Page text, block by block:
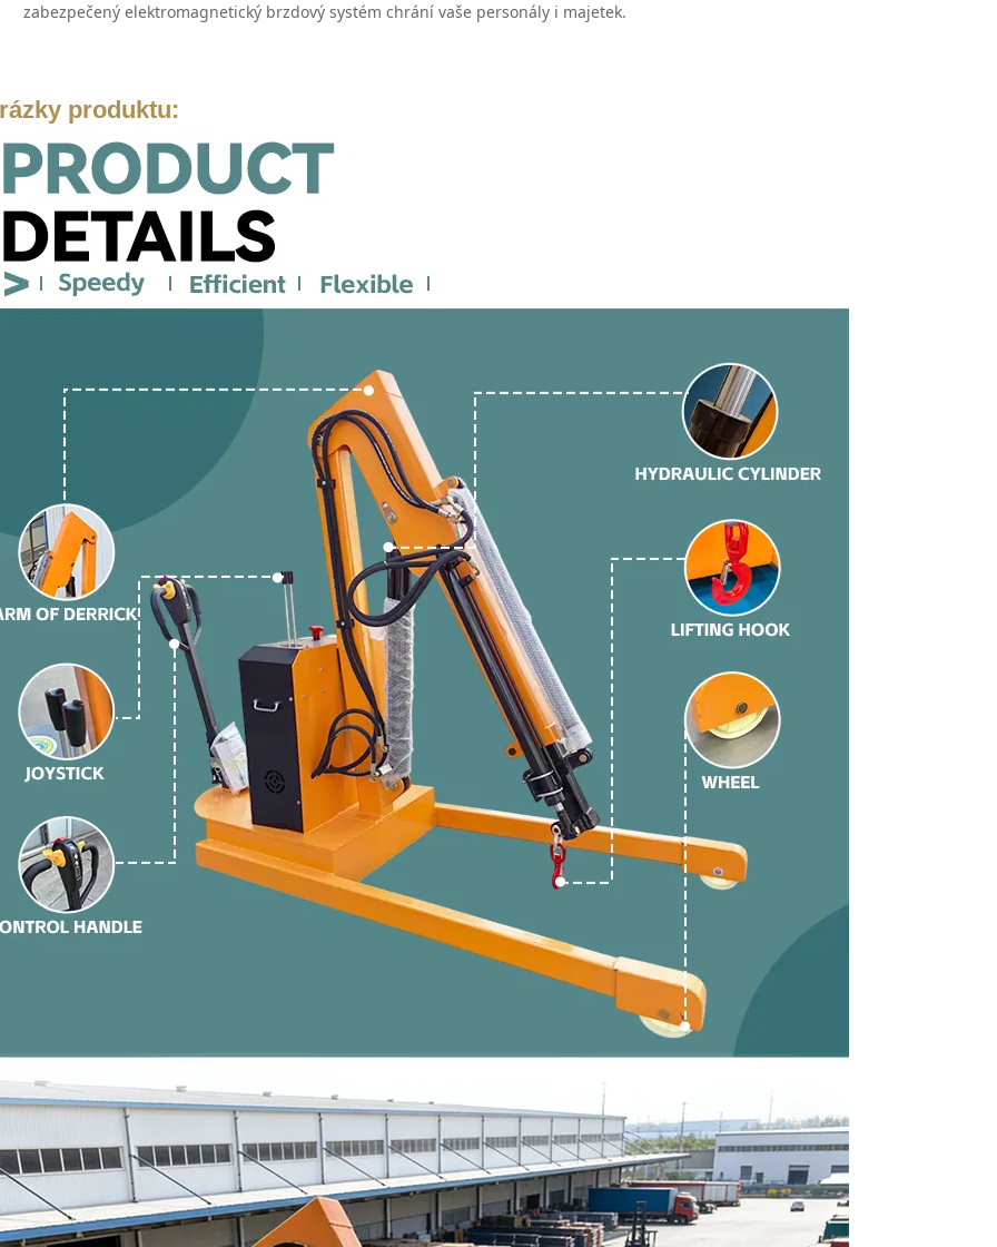
zabezpečený elektromagnetický brzdový systém chrání vaše personály i majetek.
produktu: